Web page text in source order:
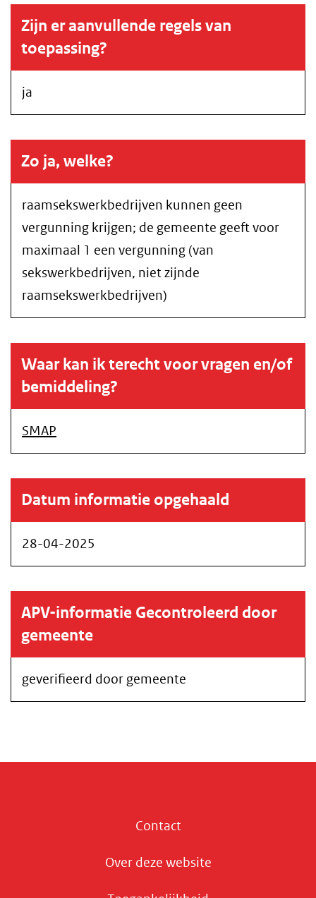
Zijn er aanvullende regels van
toepassing?
ja
Zo ja, welke?
raamsekswerkbedrijven kunnen geen
vergunning krijgen; de gemeente geeft voor
maximaal 1 een vergunning (van
sekswerkbedrijven, niet zijnde
raamsekswerkbedrijven)
Waar kan ik terecht voor vragen en/of
bemiddeling?
SMAP
Datum informatie opgehaald
28-04-2025
APV-informatie Gecontroleerd door
gemeente
geverifieerd door gemeente
Contact
Over deze website